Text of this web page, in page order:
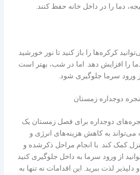
دما را در داخل خانه حفظ کنند.
کرکره‌ها را باز کنید تا نور خورشید
را افزایش دهد. اما در شب، بهتر است
از ورود سرما جلوگیری شود.
دوجداره زمستان
دوجداره برای فصل زمستان یک
می‌تواند به کاهش هزینه‌های انرژی و
کمک کند. با انجام مراحل ذکرشده و
از ورود سرما به داخل جلوگیری کنید
لذت ببرید. این اقدامات نه تنها به